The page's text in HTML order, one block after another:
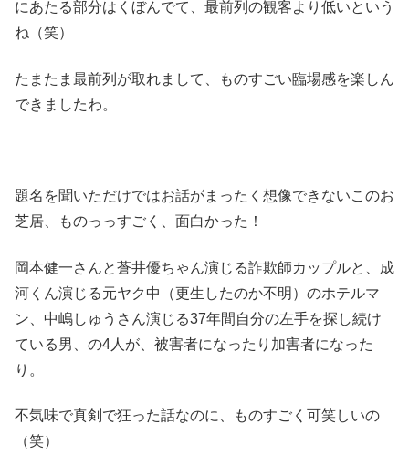
にあたる部分はくぼんでて、最前列の観客より低いという
ね（笑）
たまたま最前列が取れまして、ものすごい臨場感を楽しん
できましたわ。
題名を聞いただけではお話がまったく想像できないこのお
芝居、ものっっすごく、面白かった！
岡本健一さんと蒼井優ちゃん演じる詐欺師カップルと、成
河くん演じる元ヤク中（更生したのか不明）のホテルマ
ン、中嶋しゅうさん演じる37年間自分の左手を探し続け
ている男、の4人が、被害者になったり加害者になった
り。
不気味で真剣で狂った話なのに、ものすごく可笑しいの
（笑）